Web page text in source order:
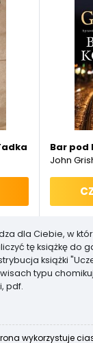
Bar pod
John
dla Ciebie, w
tę książkę do
książki
typu
pdf.
wykorzystuje